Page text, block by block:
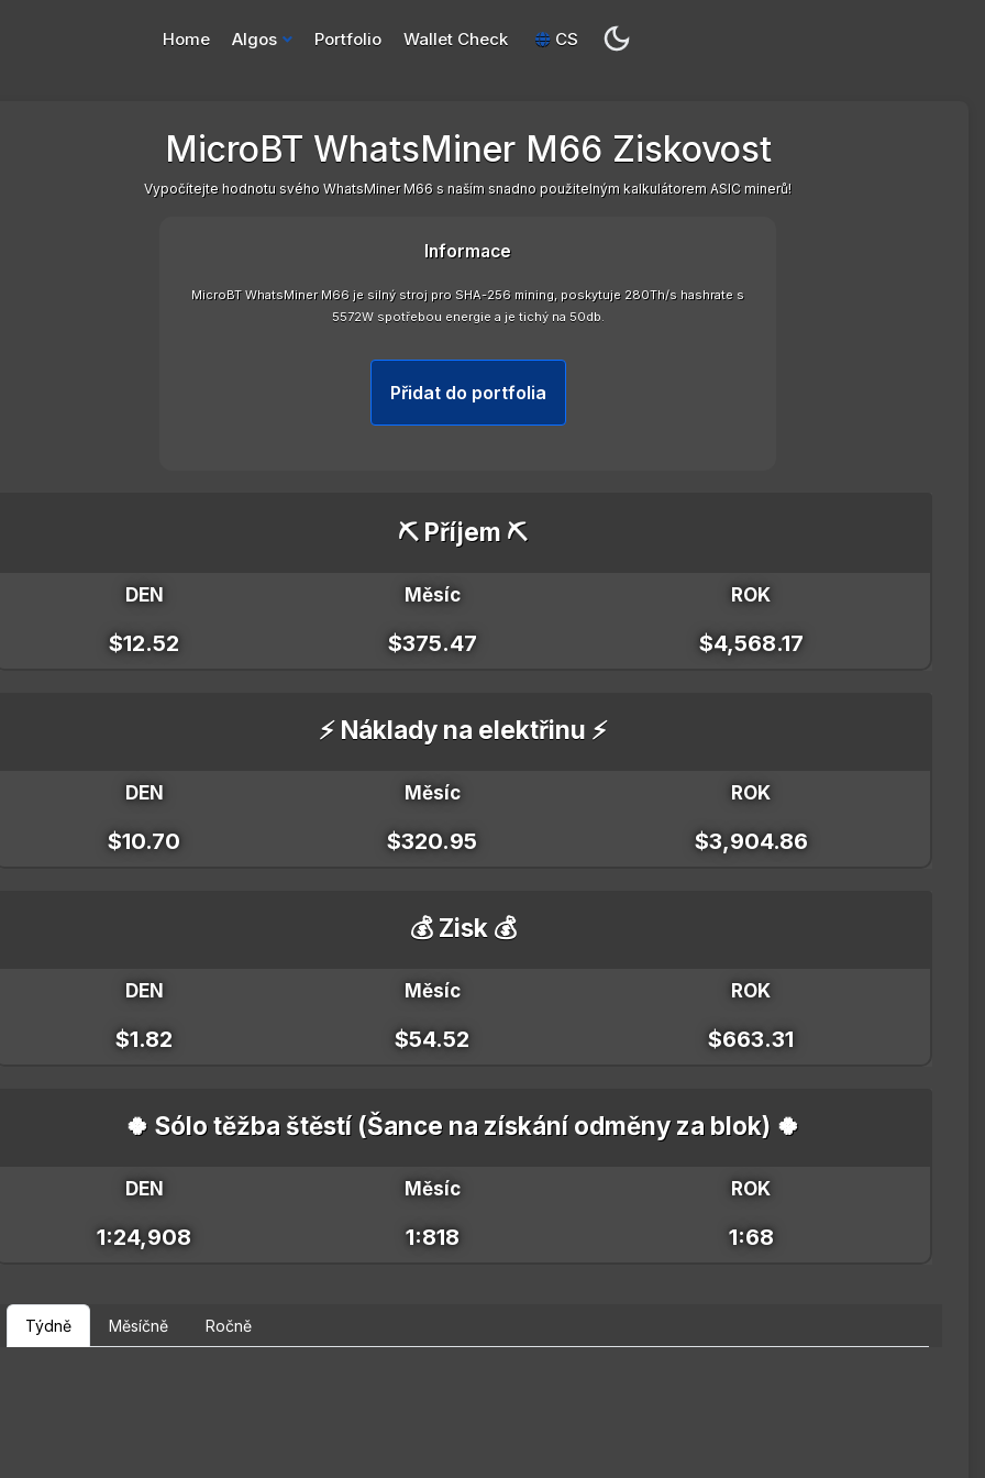
Home Algos Portfolio Wallet Check CS
MicroBT WhatsMiner M66 Ziskovost
Vypočítejte hodnotu svého WhatsMiner M66 s naším snadno použitelným kalkulátorem ASIC minerů!
Informace
MicroBT WhatsMiner M66 je silný stroj pro SHA-256 mining, poskytuje 280Th/s hashrate s
5572W spotřebou energie a je tichý na 50db.
Přidat do portfolia
⛏️ Příjem ⛏️
DEN Měsíc ROK
$12.52 $375.47 $4,568.17
⚡ Náklady na elektřinu ⚡
DEN Měsíc ROK
$10.70 $320.95 $3,904.86
💰 Zisk 💰
DEN Měsíc ROK
$1.82 $54.52 $663.31
🍀 Sólo těžba štěstí (Šance na získání odměny za blok) 🍀
DEN Měsíc ROK
1:24,908 1:818 1:68
Týdně Měsíčně Ročně